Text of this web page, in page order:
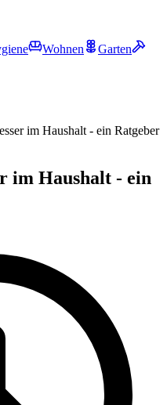
Wohnen
Garten
im Haushalt - ein Ratgeber
im Haushalt - ein